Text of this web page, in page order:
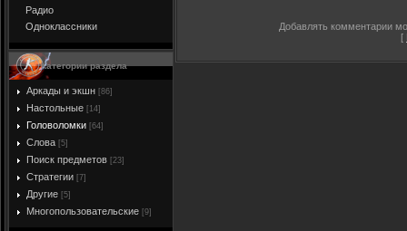
Радио
Одноклассники
Категории раздела
Аркады и экшн [86]
Настольные [14]
Головоломки [64]
Слова [5]
Поиск предметов [23]
Стратегии [7]
Другие [5]
Многопользовательские [9]
Добавлять комментарии
[